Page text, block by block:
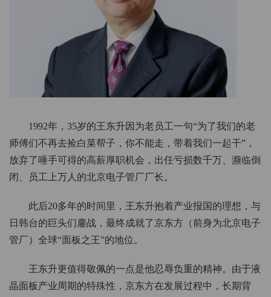
1992年，35岁的王东升因为老员工一句“为了我们的老
师傅们不再去捡白菜帮子，你不能走，带着我们一起干”，
放弃了唾手可得的高薪厚职机会，出任亏损数千万、濒临倒
闭、员工上万人的北京电子管厂厂长。
此后20多年的时间里，王东升抱着产业报国的理想，与
日韩台的巨头们鏖战，最终成就了京东方（前身为北京电子
管厂）全球“面板之王”的地位。
王东升更值得敬佩的一点是他忍辱负重的精神。由于液
晶面板产业周期的特殊性，京东方在发展过程中，长期背